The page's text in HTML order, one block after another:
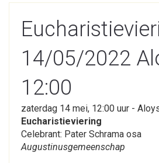
14/05/2022
12:00
zaterdag 14 mei, 12:00 uur -
Eucharistieviering
Celebrant: Pater Schrama osa
Augustinusgemeenschap